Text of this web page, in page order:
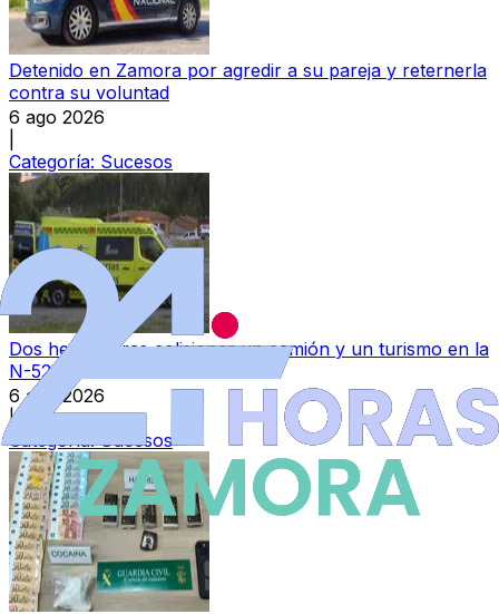
Detenido en Zamora por agredir a su pareja y reternerla
contra su voluntad
6 ago 2026
Categoría: Sucesos
Dos heridos tras colisionar un camión y un turismo en la
N-525
6 ago 2026
|
Categoría:Sucesos